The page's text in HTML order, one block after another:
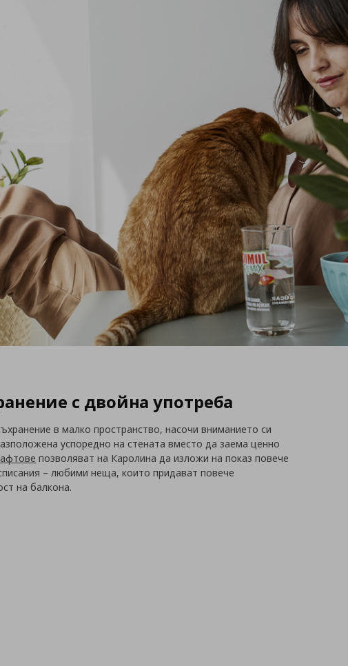
с двойна употреба
в малко пространство, насочи вниманието си
успоредно на стената вместо да заема ценно
позволяват на Каролина да изложи на показ повече
– любими неща, които придават повече
на балкона.